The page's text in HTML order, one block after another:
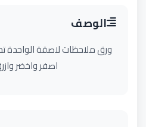
الوصف
ورق ملاحظات لاصقة الواحدة
اصفر واخضر